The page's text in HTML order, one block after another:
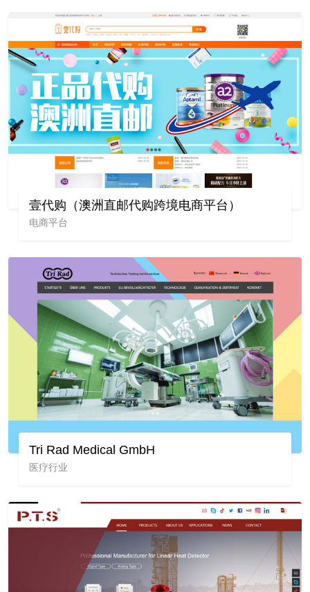
壹代购（澳洲直邮代购跨境电商平台）
电商平台
Tri Rad Medical GmbH
医疗行业